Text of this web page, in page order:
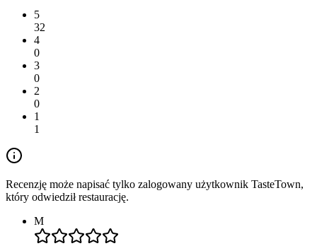
5
32
4
0
3
0
2
0
1
1
Recenzję może napisać tylko zalogowany użytkownik TasteTown,
który odwiedził restaurację.
M